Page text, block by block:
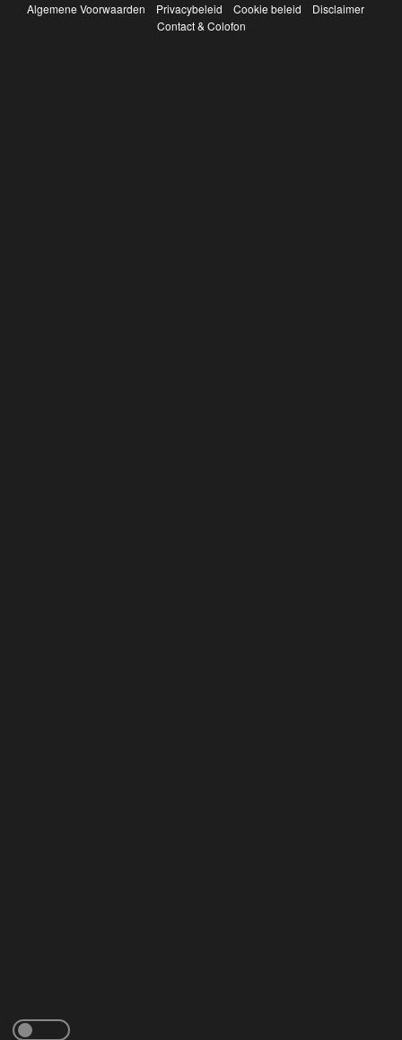
Algemene Voorwaarden Privacybeleid Cookie beleid
Disclaimer
Contact & Colofon